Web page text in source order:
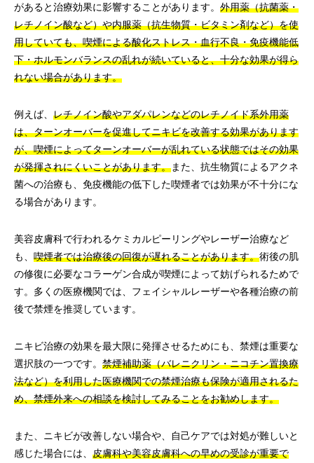
があると治療効果に影響することがあります。 外用薬（抗菌薬・
レチノイン酸など）や内服薬（抗生物質・ビタミン剤など）を使
用していても、喫煙による酸化ストレス・血行不良・免疫機能低
下・ホルモンバランスの乱れが続いていると、十分な効果が得ら
れない場合があります。
例えば、 レチノイン酸やアダパレンなどのレチノイド系外用薬
は、ターンオーバーを促進してニキビを改善する効果があります
が、喫煙によってターンオーバーが乱れている状態ではその効果
が発揮されにくいことがあります。また、抗生物質によるアクネ
菌への治療も、免疫機能の低下した喫煙者では効果が不十分にな
る場合があります。
美容皮膚科で行われるケミカルピーリングやレーザー治療など
も、 喫煙者では治療後の回復が遅れることがあります。術後の肌
の修復に必要なコラーゲン合成が喫煙によって妨げられるためで
す。多くの医療機関では、フェイシャルレーザーや各種治療の前
後で禁煙を推奨しています。
ニキビ治療の効果を最大限に発揮させるためにも、禁煙は重要な
選択肢の一つです。 禁煙補助薬（バレニクリン・ニコチン置換療
法など）を利用した医療機関での禁煙治療も保険が適用されるた
め、禁煙外来への相談を検討してみることをお勧めします。
また、ニキビが改善しない場合や、自己ケアでは対処が難しいと
感じた場合には、 皮膚科や美容皮膚科への早めの受診が重要で